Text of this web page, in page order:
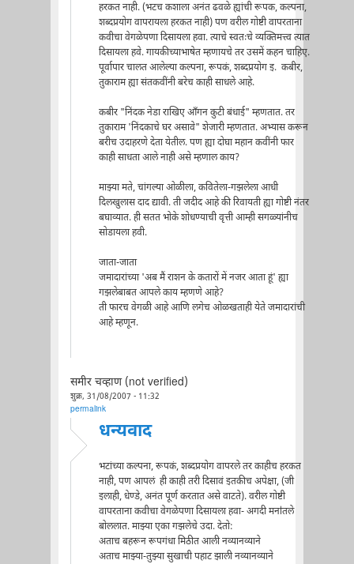
हरकत नाही. (भटच कशाला अनंत ढवळे ह्यांची रूपक, कल्पना,
शब्दप्रयोग वापरायला हरकत नाही) पण वरील गोष्टी वापरताना
कवीचा वेगळेपणा दिसायला हवा. त्याचे स्वतःचे व्यक्तिमत्त्व त्यात
दिसायला हवे. गायकीच्याभाषेत म्हणायचे तर उसमें कहन चाहिए.
पूर्वापार चालत आलेल्या कल्पना, रूपकं, शब्दप्रयोग इ. कबीर,
तुकाराम ह्या संतकवींनी बरेच काही साधले आहे.
कबीर "निंदक नेडा राखिए आँगन कुटी बंधाई" म्हणतात. तर
तुकाराम 'निंदकाचे घर असावे" शेजारी म्हणतात. अभ्यास करून
बरीच उदाहरणे देता येतील. पण ह्या दोघा महान कवींनी फार
काही साधता आले नाही असे म्हणाल काय?
माझ्या मते, चांगल्या ओळीला, कवितेला-गझलेला आधी
दिलखुलास दाद द्यावी. ती जदीद आहे की रिवायती ह्या गोष्टी नंतर
बघाव्यात. ही सतत भोके शोधण्याची वृत्ती आम्ही सगळ्यांनीच
सोडायला हवी.
जाता-जाता
जमादारांच्या 'अब मैं राशन के कतारों में नजर आता हूं' ह्या
गझलेबाबत आपले काय म्हणणे आहे?
ती फारच वेगळी आहे आणि लगेच ओळखताही येते जमादारांची
आहे म्हणून.
समीर चव्हाण (not verified)
शुक्र, 31/08/2007 - 11:32
permalink
धन्यवाद
भटांच्या कल्पना, रूपकं, शब्दप्रयोग वापरले तर काहीच हरकत
नाही, पण आपलं ही काही तरी दिसावं इतकीच अपेक्षा, (जी
इलाही, धेण्डे, अनंत पूर्ण करतात असे वाटते). वरील गोष्टी
वापरताना कवीचा वेगळेपणा दिसायला हवा- अगदी मना॑तले
बोललात. माझ्या एका गझलेचे उदा. देतो:
अताच बहरून रूपगंधा मिठीत आली नव्यानव्याने
अताच माझ्या-तुझ्या सुखाची पहाट झाली नव्यानव्याने